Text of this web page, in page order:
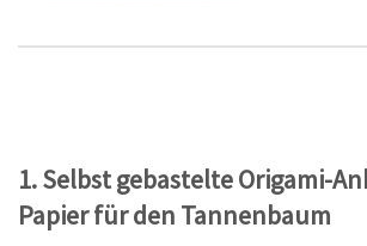
1. Selbst gebastelte Origami-
Papier für den Tannenbaum